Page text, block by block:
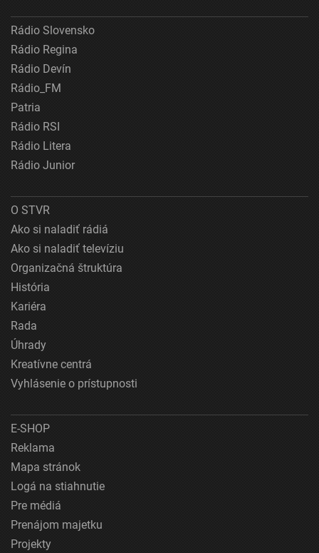
Rádio Slovensko
Rádio Regina
Rádio Devín
Rádio_FM
Patria
Rádio RSI
Rádio Litera
Rádio Junior
O STVR
Ako si naladiť rádiá
Ako si naladiť televíziu
Organizačná štruktúra
História
Kariéra
Rada
Úhrady
Kreatívne centrá
Vyhlásenie o prístupnosti
E-SHOP
Reklama
Mapa stránok
Logá na stiahnutie
Pre médiá
Prenájom majetku
Projekty